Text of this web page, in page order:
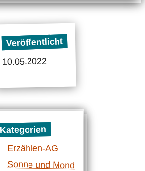
Veröffentlicht
10.05.2022
Kategorien
Erzählen-AG
Sonne und Mond